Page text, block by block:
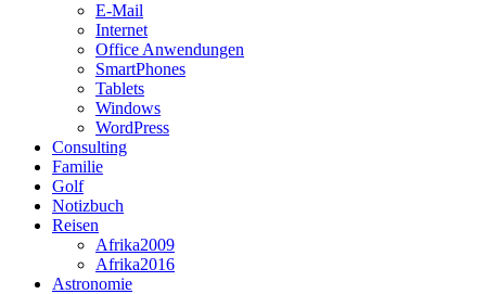
E-Mail
Internet
Office Anwendungen
SmartPhones
Tablets
Windows
WordPress
Consulting
Familie
Golf
Notizbuch
Reisen
Afrika2009
Afrika2016
Astronomie